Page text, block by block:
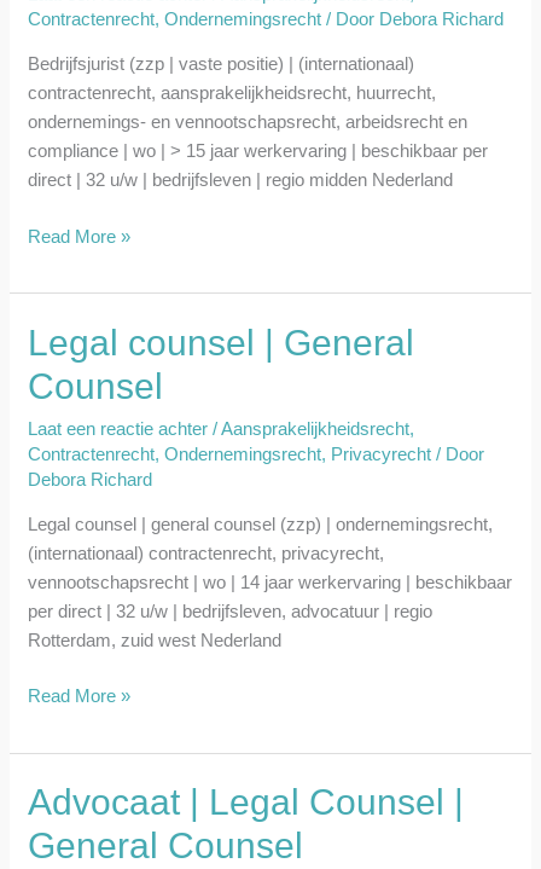
Contractenrecht,Ondernemingsrecht / Door Debora Richard
Bedrijfsjurist (zzp | vaste positie) | (internationaal)
contractenrecht, aansprakelijkheidsrecht, huurrecht,
ondernemings- en vennootschapsrecht, arbeidsrecht en
compliance | wo | > 15 jaar werkervaring | beschikbaar per
direct | 32 u/w | bedrijfsleven | regio midden Nederland
Read More »
Legal counsel | General
Counsel
Laat een reactie achter /Aansprakelijkheidsrecht,
Contractenrecht,Ondernemingsrecht, Privacyrecht / Door
Debora Richard
Legal counsel | general counsel (zzp) | ondernemingsrecht,
(internationaal) contractenrecht, privacyrecht,
vennootschapsrecht | wo | 14 jaar werkervaring | beschikbaar
per direct | 32 u/w | bedrijfsleven, advocatuur | regio
Rotterdam, zuid west Nederland
Legal
counsel
|
General
Counsel
Read More »
Advocaat | Legal Counsel |
General Counsel
Advocaat
Legal